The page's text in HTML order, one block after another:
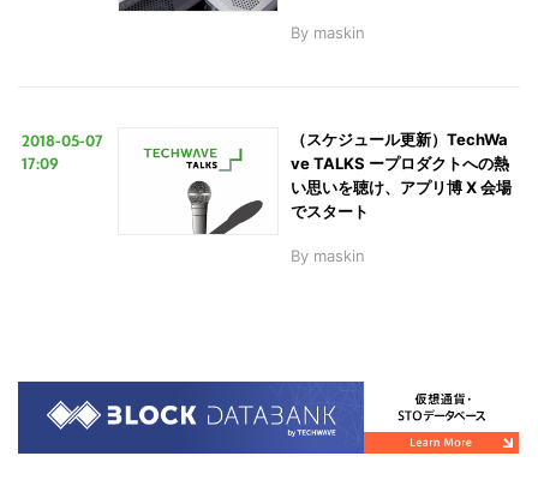
By maskin
2018-05-07
17:09
（スケジュール更新）TechWa
ve TALKS ープロダクトへの熱
い思いを聴け、アプリ博 X 会場
でスタート
By maskin